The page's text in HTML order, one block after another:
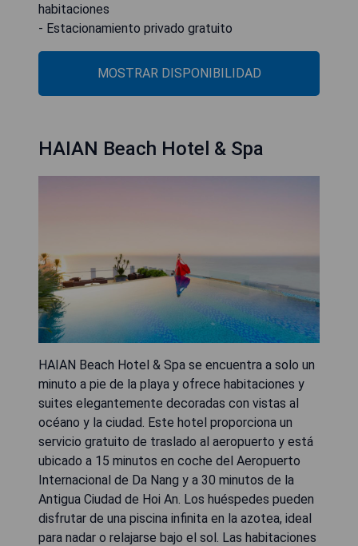
habitaciones
- Estacionamiento privado gratuito
MOSTRAR DISPONIBILIDAD
HAIAN Beach Hotel & Spa
HAIAN Beach Hotel & Spa se encuentra a solo un
minuto a pie de la playa y ofrece habitaciones y
suites elegantemente decoradas con vistas al
océano y la ciudad. Este hotel proporciona un
servicio gratuito de traslado al aeropuerto y está
ubicado a 15 minutos en coche del Aeropuerto
Internacional de Da Nang y a 30 minutos de la
Antigua Ciudad de Hoi An. Los huéspedes pueden
disfrutar de una piscina infinita en la azotea, ideal
para nadar o relajarse bajo el sol. Las habitaciones